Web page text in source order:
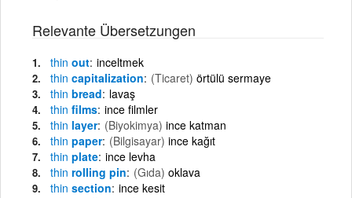
Relevante Übersetzungen
thin out inceltmek
thin capitalization (Ticaret) örtülü sermaye
thin bread lavaş
thin films ince filmler
thin layer (Biyokimya) ince katman
thin paper (Bilgisayar) ince kağıt
thin plate ince levha
thin rolling pin (Gıda) oklava
thin section ince kesit